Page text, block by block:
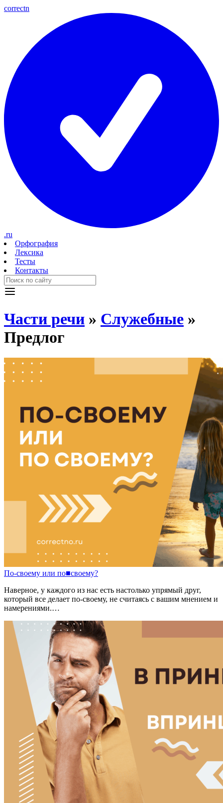
correctn
.ru
Орфография
Лексика
Тесты
Контакты
Части речи » Служебные »
Предлог
По-своему или по■своему?
Наверное, у каждого из нас есть настолько упрямый друг,
который все делает по-своему, не считаясь с вашим мнением и
намерениями.…